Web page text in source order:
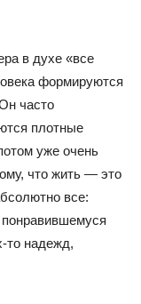
в духе «все
формируются
часто
плотные
уже очень
что жить — это
все:
понравившемуся
то надежд,